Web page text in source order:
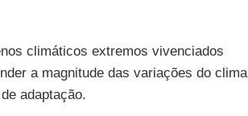
climáticos extremos vivenciados
a magnitude das variações do clima
adaptação.